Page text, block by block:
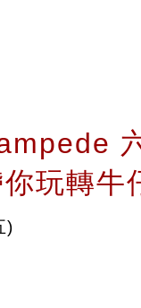
玩轉牛
)